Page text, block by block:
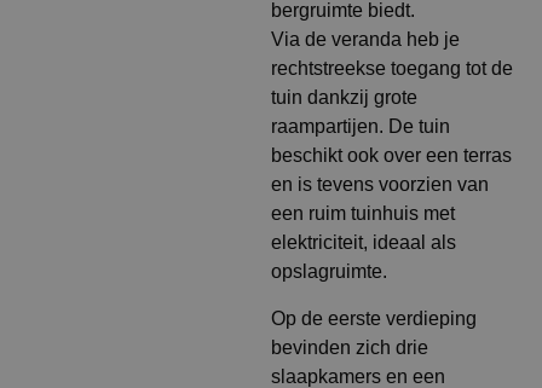
bergruimte biedt.
Via de veranda heb je
rechtstreekse toegang tot de
tuin dankzij grote
raampartijen. De tuin
beschikt ook over een terras
en is tevens voorzien van
een ruim tuinhuis met
elektriciteit, ideaal als
opslagruimte.
Op de eerste verdieping
bevinden zich drie
slaapkamers en een